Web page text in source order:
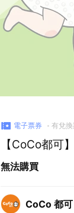
電子票券 有兌換
【CoCo都可
無法購買
CoCo 都可